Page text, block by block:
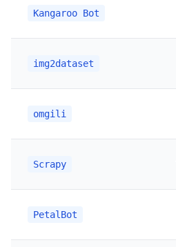
Kangaroo Bot
img2dataset
omgili
Scrapy
PetalBot